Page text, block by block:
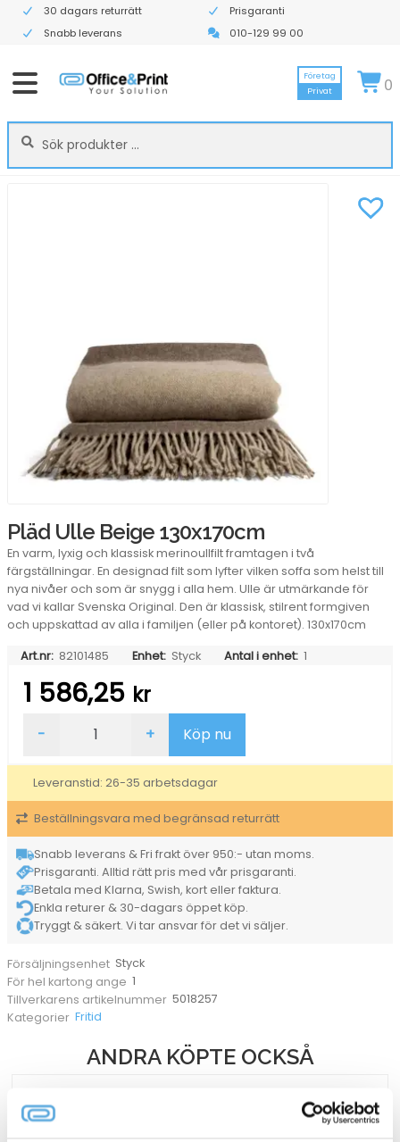
30 dagars returrätt
Prisgaranti
Snabb leverans
010-129 99 00
Sök
efter:
Sök
Företag
Privat
0
Pläd Ulle Beige 130x170cm
En varm, lyxig och klassisk merinoullfilt framtagen i två
färgställningar. En designad filt som lyfter vilken soffa som helst till
nya nivåer och som är snygg i alla hem. Ulle är utmärkande för
vad vi kallar Svenska Original. Den är klassisk, stilrent formgiven
och uppskattad av alla i familjen (eller på kontoret). 130x170cm
Art.nr: 82101485 Enhet: Styck Antal i enhet: 1
1 586,25 kr
Ulle
130x170cm
mängd
- + Köp nu
Leveranstid: 26-35 arbetsdagar
Beställningsvara med begränsad returrätt
Snabb leverans & Fri frakt över 950:- utan moms.
Prisgaranti. Alltid rätt pris med vår prisgaranti.
Betala med Klarna, Swish, kort eller faktura.
Enkla returer & 30-dagars öppet köp.
Tryggt & säkert. Vi tar ansvar för det vi säljer.
Försäljningsenhet Styck
För hel kartong ange 1
Tillverkarens artikelnummer 5018257
Kategorier Fritid
ANDRA KÖPTE OCKSÅ